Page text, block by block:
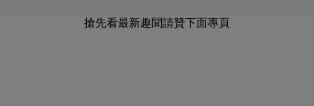
搶先看最新趣聞請贊下面專頁